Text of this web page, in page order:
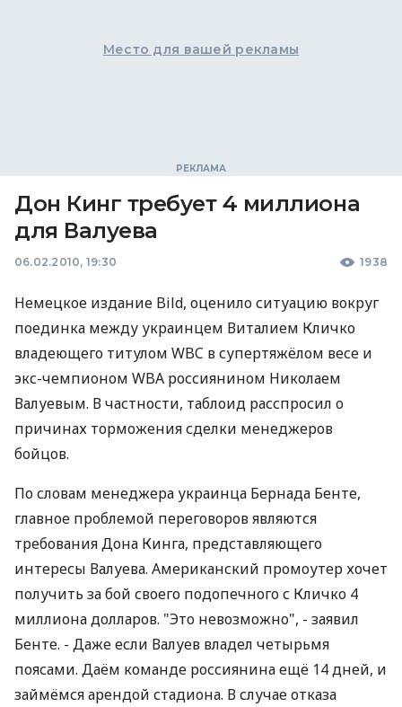
Место для вашей рекламы
Дон Кинг требует 4 миллиона
для Валуева
06.02.2010, 19:30 1938
Немецкое издание Bild, оценило ситуацию вокруг
поединка между украинцем Виталием Кличко
владеющего титулом WBC в супертяжёлом весе и
экс-чемпионом WBA россиянином Николаем
Валуевым. В частности, таблоид расспросил о
причинах торможения сделки менеджеров
бойцов.
По словам менеджера украинца Бернада Бенте,
главное проблемой переговоров являются
требования Дона Кинга, представляющего
интересы Валуева. Американский промоутер хочет
получить за бой своего подопечного с Кличко 4
миллиона долларов. "Это невозможно", - заявил
Бенте. - Даже если Валуев владел четырьмя
поясами. Даём команде россиянина ещё 14 дней, и
займёмся арендой стадиона. В случае отказа